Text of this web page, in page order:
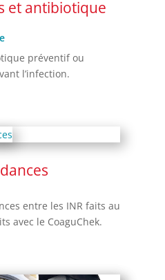
et antibiotique
préventif ou
l’infection.
entre les INR faits au
avec le CoaguChek.